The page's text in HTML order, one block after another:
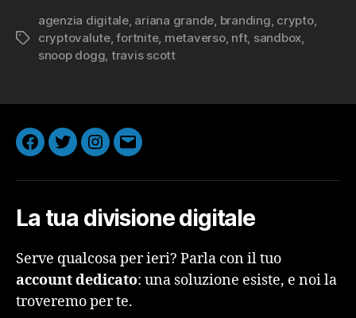
Tag
agenzia digitale, ariana grande, branding, crypto,
cryptovalute,fortnite, metaverso, nft, sandbox,
snoop dogg, travis scott
Facebook
TwitterInstagram
Email
La tua divisione digitale
Serve qualcosa per ieri? Parla con il tuo
account dedicato: una soluzione esiste, e noi la
troveremo per te.